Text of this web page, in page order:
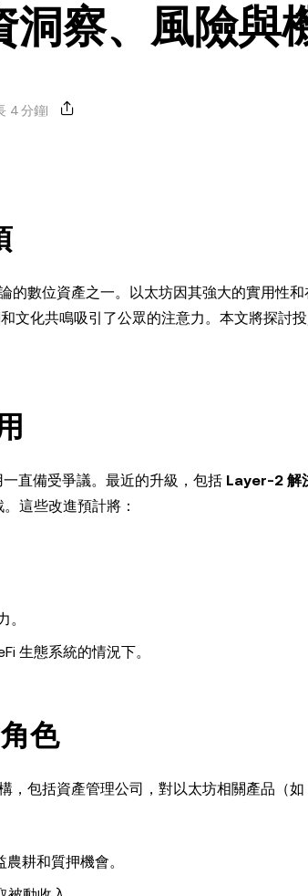
洞察、風險與
4 分鐘
的數位資產之一。以太坊因其強大的實用性
文化共鳴吸引了公眾的注意力。本文將探討
直備受爭議。最近的升級，包括 Layer-2 解
這些改進預計將：
。
生態系統的情況下。
色
，包括資產管理公司，對以太坊相關產品（如
耕和質押機會。